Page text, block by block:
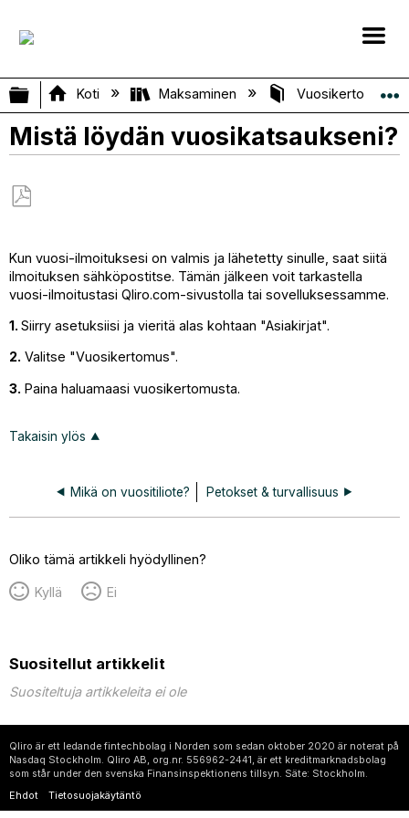
Laajenna/kutista globaali hierarkia
Koti Maksaminen
Mistä löydän vuosikatsaukseni?
tiedostona
Kun vuosi-ilmoituksesi on valmis ja lähetetty sinulle, saat siitä
ilmoituksen sähköpostitse. Tämän jälkeen voit tarkastella
vuosi-ilmoitustasi Qliro.com-sivustolla tai sovelluksessamme.
1.Siirry asetuksiisi ja vieritä alas kohtaan "Asiakirjat".
2. Valitse "Vuosikertomus".
3. Paina haluamaasi vuosikertomusta.
Takaisin ylös
Mikä on vuositiliote? Petokset & turvallisuus
Oliko tämä artikkeli hyödyllinen?
Kyllä Ei
Suositellut artikkelit
Suositeltuja artikkeleita ei ole
Qliro är ett ledande fintechbolag i Norden som sedan oktober 2020 är noterat på
Nasdaq Stockholm. Qliro AB, org.nr. 556962-2441, är ett kreditmarknadsbolag
som står under den svenska Finansinspektionens tillsyn. Säte: Stockholm.
Ehdot
Tietosuojakäytäntö